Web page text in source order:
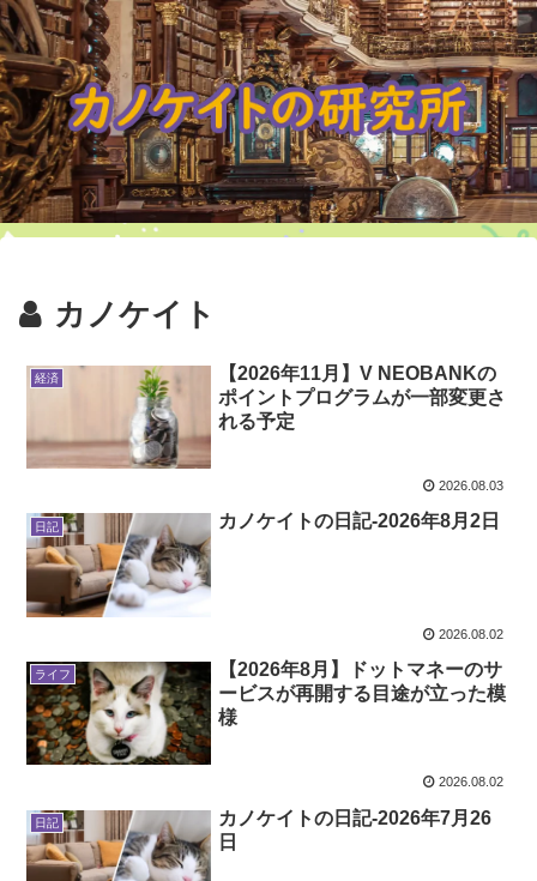
カノケイト
経済
【2026年11月】V NEOBANKの
ポイントプログラムが一部変更さ
れる予定
2026.08.03
日記 カノケイトの日記-2026年8月2日
2026.08.02
ライフ
【2026年8月】ドットマネーのサ
ービスが再開する目途が立った模
様
2026.08.02
日記
カノケイトの日記-2026年7月26
日